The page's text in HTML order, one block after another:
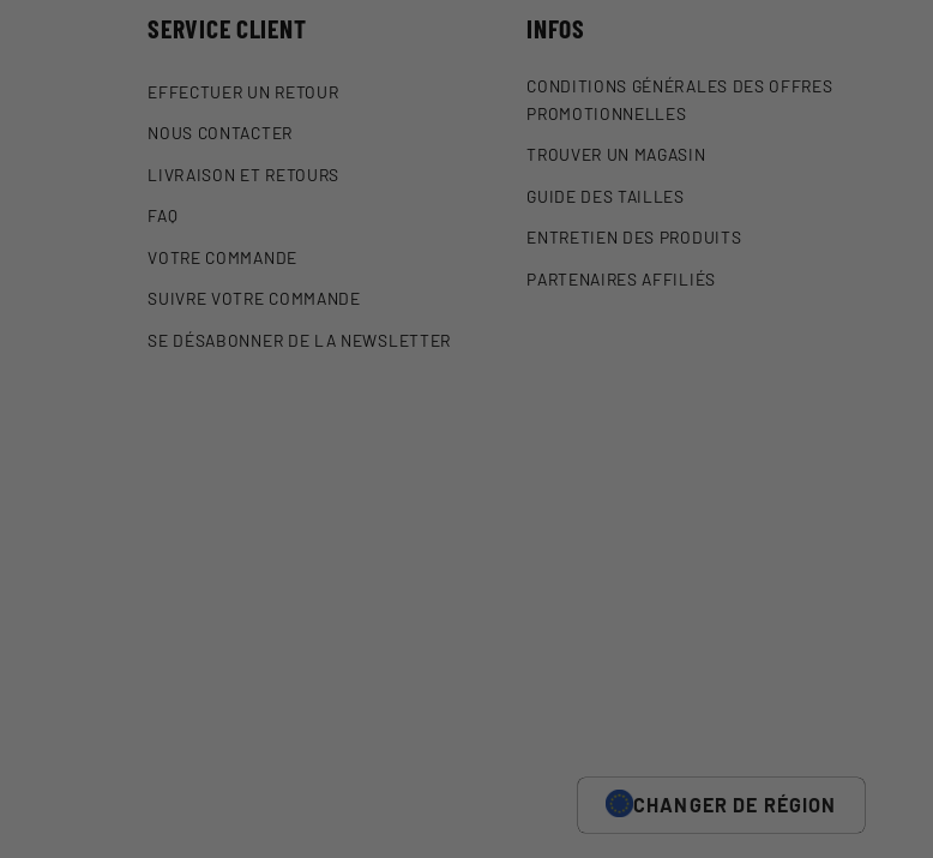
SERVICE CLIENT
EFFECTUER UN RETOUR
NOUS CONTACTER
LIVRAISON ET RETOURS
FAQ
VOTRE COMMANDE
SUIVRE VOTRE COMMANDE
SE DÉSABONNER DE LA NEWSLETTER
INFOS
CONDITIONS GÉNÉRALES DES OFFRES
PROMOTIONNELLES
TROUVER UN MAGASIN
GUIDE DES TAILLES
ENTRETIEN DES PRODUITS
PARTENAIRES AFFILIÉS
CHANGER DE RÉGION